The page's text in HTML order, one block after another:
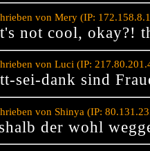
von Mery (IP:
not cool, okay?!
von Luci (IP:
sei-dank sind
von Shinya (IP:
der wohl